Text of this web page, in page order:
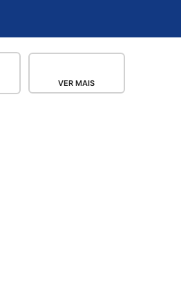
VER MAIS